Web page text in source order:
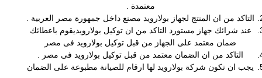
معتمدة .
التاكد من ان المنتج لجهاز بولارويد مصنع داخل جمهورة مصر العربية .
عند شرائك جهاز مستورد التاكد من ان توكيل بولارويديقوم باعطائك
ضمان معتمد على الجهاز من قبل توكيل بولارويد فى مصر
التاكد من ان الضمان معتمد من قبل توكيل بولارويد فى مصر .
يجب ان تكون شركة بولارويد لها ارقام للصيانة مطبوعة على الضمان